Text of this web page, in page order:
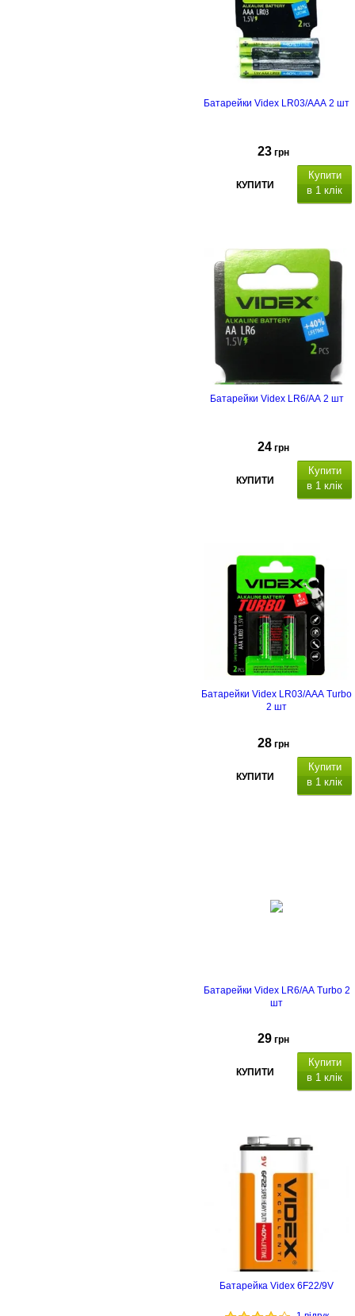
Батарейки Videx LR03/AAA 2 шт
23 грн
КУПИТИ
Купити
в 1 клік
Батарейки Videx LR6/AA 2 шт
24 грн
КУПИТИ
Купити
в 1 клік
Батарейки Videx LR03/AAA Turbo
2 шт
28 грн
КУПИТИ
Купити
в 1 клік
Батарейки Videx LR6/AA Turbo 2
шт
29 грн
КУПИТИ
Купити
в 1 клік
Батарейка Videx 6F22/9V